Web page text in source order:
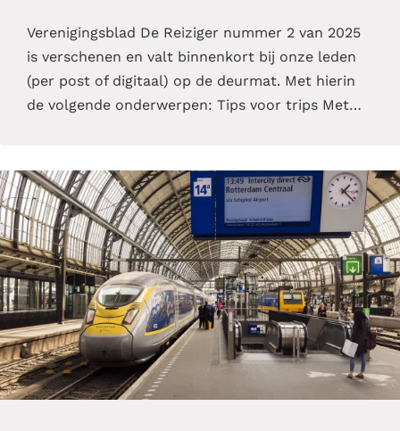
Verenigingsblad De Reiziger nummer 2 van 2025
is verschenen en valt binnenkort bij onze leden
(per post of digitaal) op de deurmat. Met hierin
de volgende onderwerpen: Tips voor trips Met…